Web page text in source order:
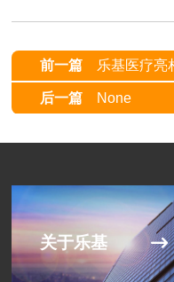
前一篇 乐基医疗亮相第37
后一篇 None
关于乐基